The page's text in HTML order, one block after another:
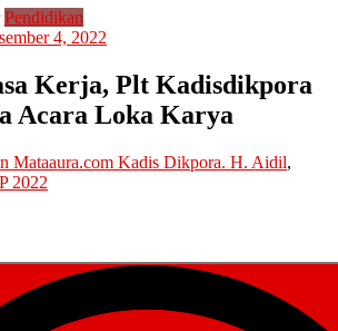
Pendidikan
4, 2022
Kerja, Plt Kadisdikpora
Acara Loka Karya
Mataaura.com Kadis Dikpora. H. Aidil,
2022